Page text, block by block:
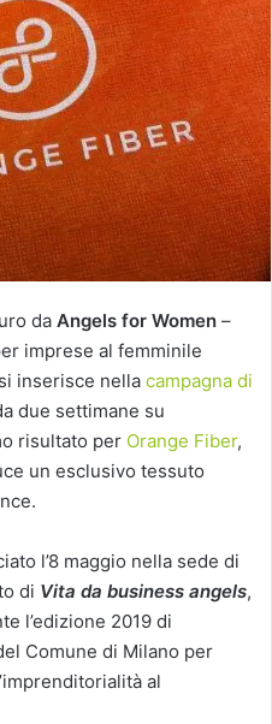
da Angels for Women –
imprese al femminile
inserisce nella campagna di
due settimane su
risultato per Orange Fiber,
un esclusivo tessuto
l’8 maggio nella sede di
di Vita da business angels,
l’edizione 2019 di
Comune di Milano per
al